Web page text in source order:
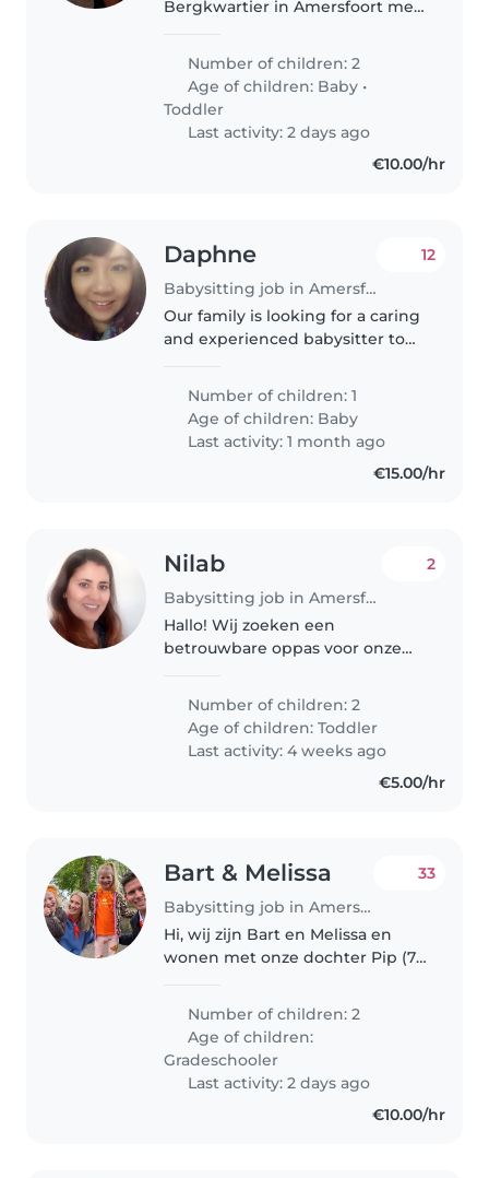
Bergkwartier in Amersfoort met
kinderen kunnen spelen. Onze
oudste zoon Hugo (3) geboren in
2022 dus die gaat over enkele
maanden..
Number of children: 2
Age of children: Baby •
Toddler
Last activity: 2 days ago
€10.00/hr
Daphne
Babysitting job in Amersfoort
12
Our family is looking for a caring
and experienced babysitter to
energetic 1-year-old. As
multilingual parents who speak
Dutch, English, and Mandarin,
we'd..
Number of children: 1
Age of children: Baby
Last activity: 1 month ago
€15.00/hr
Nilab
Babysitting job in Amersfoort
2
Hallo! Wij zoeken een
betrouwbare oppas voor onze
ongeveer 15:00 tot 17:00. Het gaat
om een vaste middag per week.
We wonen in de buurt van
Liendert Amersfoort...
Number of children: 2
Age of children:Toddler
Last activity: 4 weeks ago
€5.00/hr
Bart & Melissa
Babysitting job in Amersfoort
33
Hi, wij zijn Bart en Melissa en
wonen met onze dochter Pip (7)
spelen, knutselen/tekenen en
spelen met speelgoed en..
Number of children: 2
Age of children:
Gradeschooler
Last activity: 2 days ago
€10.00/hr